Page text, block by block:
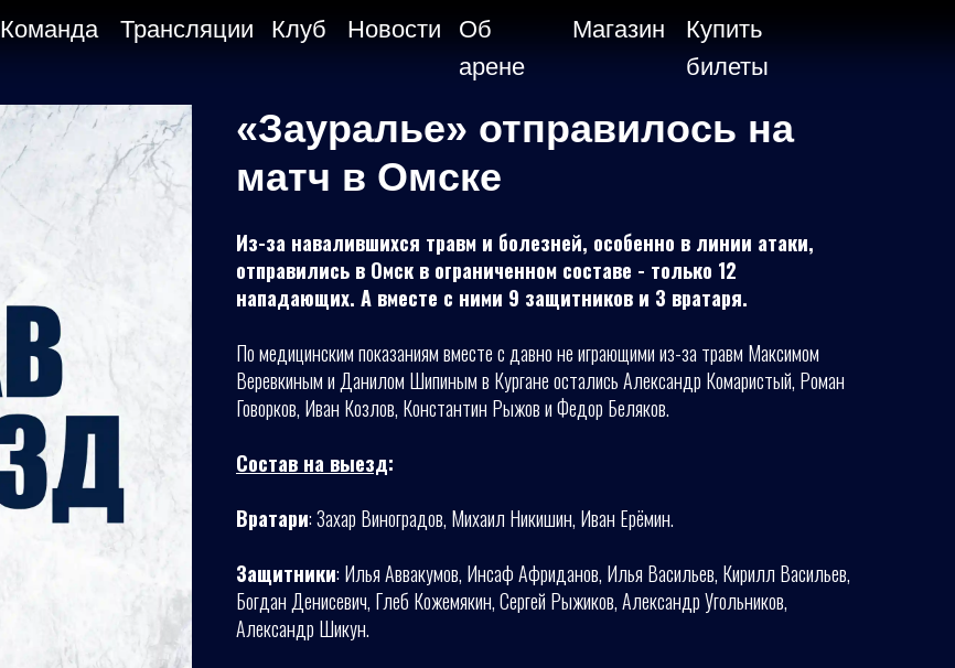
Команда Трансляции Клуб Новости
Об
арене
Магазин
Купить
билеты
«Зауралье» отправилось на
матч в Омске
Из-за навалившихся травм и болезней, особенно в линии атаки,
отправились в Омск в ограниченном составе - только 12
нападающих. А вместе с ними 9 защитников и 3 вратаря.
По медицинским показаниям вместе с давно не играющими из-за травм Максимом
Веревкиным и Данилом Шипиным в Кургане остались Александр Комаристый, Роман
Говорков, Иван Козлов, Константин Рыжов и Федор Беляков.
Состав на выезд:
Вратари: Захар Виноградов, Михаил Никишин, Иван Ерёмин.
Защитники: Илья Аввакумов, Инсаф Африданов, Илья Васильев, Кирилл Васильев,
Богдан Денисевич, Глеб Кожемякин, Сергей Рыжиков, Александр Угольников,
Александр Шикун.